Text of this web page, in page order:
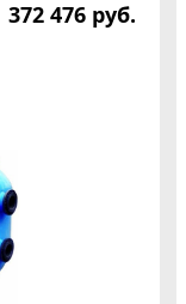
372 476 руб.